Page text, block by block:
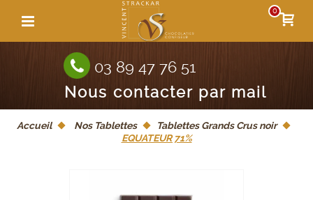
0
03 89 47 76 51
Nous contacter par mail
Accueil Nos Tablettes
Tablettes Grands Crus noir
EQUATEUR 71%